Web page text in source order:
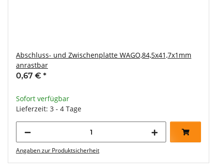
Abschluss- und Zwischenplatte WAGO,84,5x41,7x1mm
anrastbar
0,67 € *
Sofort verfügbar
Lieferzeit: 3 - 4 Tage
Angaben zur Produktsicherheit